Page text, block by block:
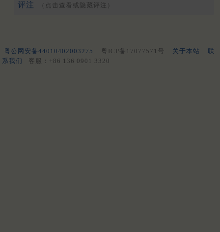
评注 （点击查看或隐藏评注）
粤公网安备44010402003275 粤ICP备17077571号 关于本站
联
系我们
客服：+86 136 0901 3320